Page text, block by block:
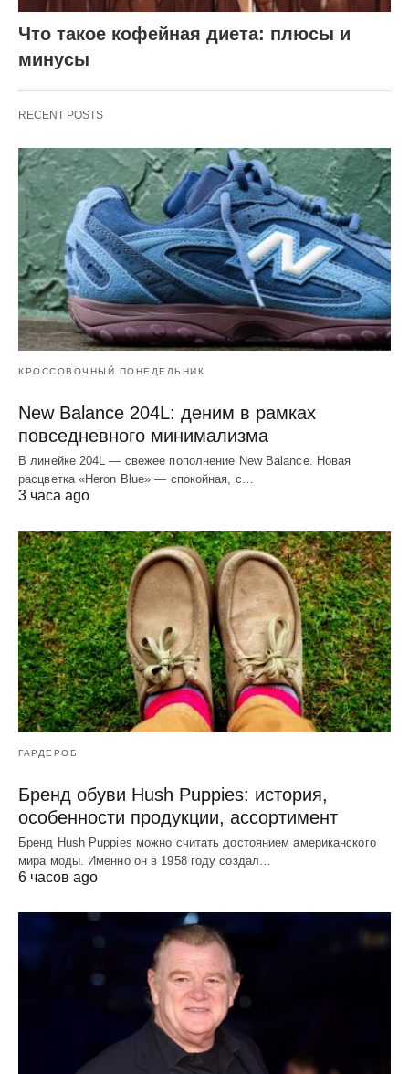
Что такое кофейная диета: плюсы и
минусы
RECENT POSTS
КРОССОВОЧНЫЙ ПОНЕДЕЛЬНИК
New Balance 204L: деним в рамках
повседневного минимализма
В линейке 204L — свежее пополнение New Balance. Новая
расцветка «Heron Blue» — спокойная, с…
3 часа ago
ГАРДЕРОБ
Бренд обуви Hush Puppies: история,
особенности продукции, ассортимент
Бренд Hush Puppies можно считать достоянием американского
мира моды. Именно он в 1958 году создал…
6 часов ago